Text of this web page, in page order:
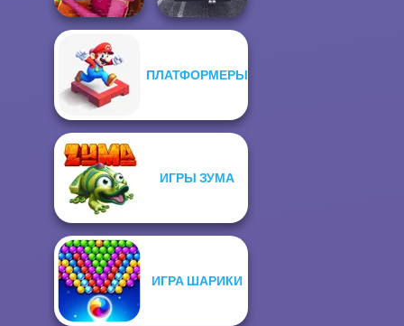
Royal Jigsaw
ПЛАТФОРМЕРЫ
ИГРЫ ЗУМА
ИГРА ШАРИКИ